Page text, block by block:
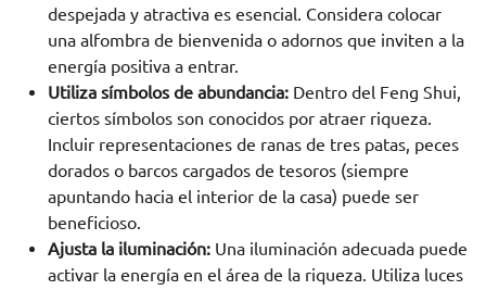
despejada y atractiva es esencial. Considera colocar
una alfombra de bienvenida o adornos que inviten a la
energía positiva a entrar.
Utiliza símbolos de abundancia: Dentro del Feng Shui,
ciertos símbolos son conocidos por atraer riqueza.
Incluir representaciones de ranas de tres patas, peces
dorados o barcos cargados de tesoros (siempre
apuntando hacia el interior de la casa) puede ser
beneficioso.
Ajusta la iluminación: Una iluminación adecuada puede
activar la energía en el área de la riqueza. Utiliza luces